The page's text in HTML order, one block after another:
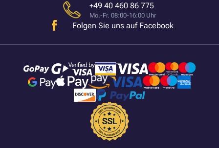
+49 40 460 86 775
Mo.-Fr. 08:00-16:00 Uhr
Folgen Sie uns auf Facebook